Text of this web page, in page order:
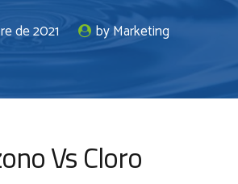
de 2021 by Marketing
Vs Cloro